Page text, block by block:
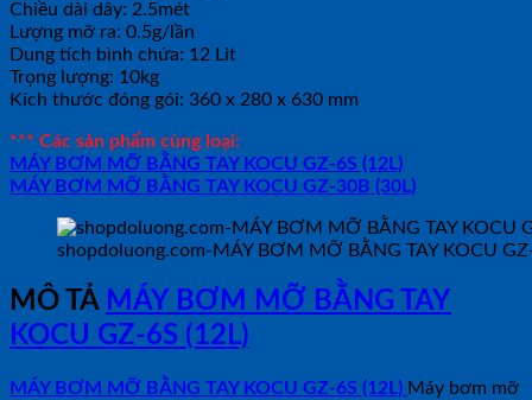
Chiều dài dây: 2.5mét
Lượng mỡ ra: 0.5g/lần
Dung tích bình chứa: 12 Lit
Trọng lượng: 10kg
Kích thước đóng gói: 360 x 280 x 630 mm
*** Các sản phẩm cùng loại:
MÁY BƠM MỠ BẰNG TAY KOCU GZ-6S (12L)
MÁY BƠM MỠ BẰNG TAY KOCU GZ-30B (30L)
shopdoluong.com-MÁY BƠM MỠ BẰNG TAY KOCU
MÔ TẢ MÁY BƠM MỠ BẰNG TAY
KOCU GZ-6S (12L)
MÁY BƠM MỠ BẰNG TAY KOCU GZ-6S (12L) Máy bơm mỡ